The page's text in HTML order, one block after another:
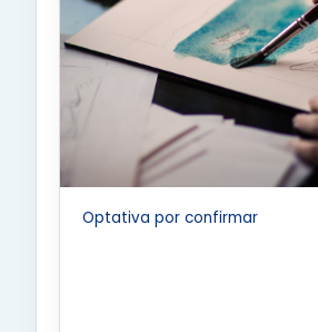
Optativa por confirmar